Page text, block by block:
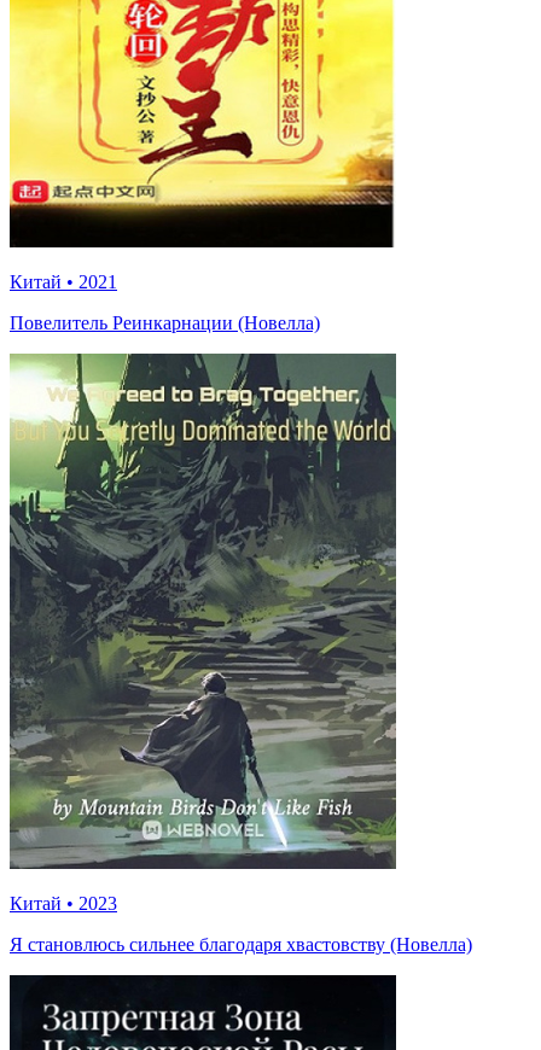
Китай • 2021
Повелитель Реинкарнации (Новелла)
Китай • 2023
Я становлюсь сильнее благодаря хвастовству (Новелла)